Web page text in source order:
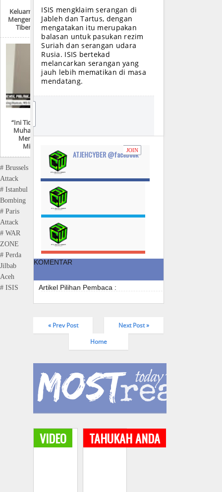
Keluarnya Dajjal Dan
Mengeringnya Danau
Tiberias Di Israel
“Ini Tidak Mungkin!
Muhammad Pasti
Menggunakan
Mikroskop”
# Brussels
Attack
# Istanbul
Bombing
# Paris
Attack
# WAR
ZONE
# Perda
Jilbab
Aceh
# ISIS
ISIS mengklaim serangan di
Jableh dan Tartus, dengan
mengatakan itu merupakan
balasan untuk pasukan rezim
Suriah dan serangan udara
Rusia. ISIS bertekad
melancarkan serangan yang
jauh lebih mematikan di masa
mendatang.
JO
ATJEHCYBER @facebook
JOIN
KOMENTAR
Artikel Pilihan Pembaca :
« Prev Post
Next Post »
Home
VIDEO TAHUKAH ANDA